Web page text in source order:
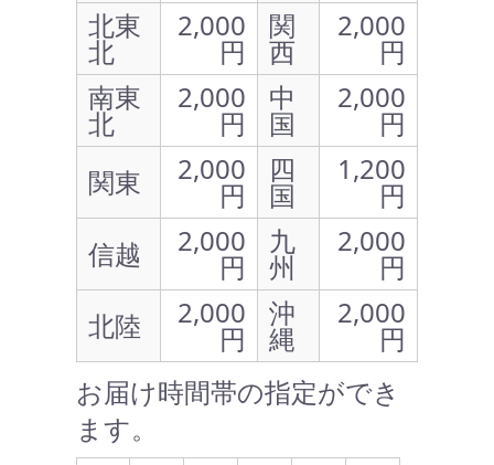
北東
北
2,000
円
関
西
2,000
円
南東
北
2,000
円
中
国
2,000
円
関東
2,000
円
四
国
1,200
円
信越
2,000
円
九
州
2,000
円
北陸
2,000
円
沖
縄
2,000
円
お届け時間帯の指定ができ
ます。